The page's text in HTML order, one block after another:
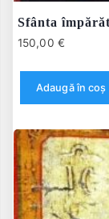
Sfânta
150,00 €
Adaugă în coș